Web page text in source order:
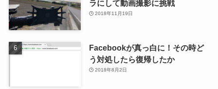
ラにして動画撮影に挑戦
2018年11月19日
Facebookが真っ白に！その時ど
う対処したら復帰したか
2018年8月2日